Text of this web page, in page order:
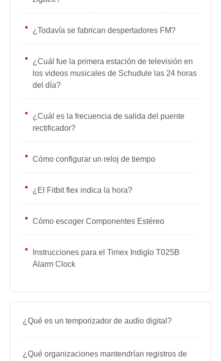
¿Todavía se fabrican despertadores FM?
¿Cuál fue la primera estación de televisión en
los videos musicales de Schudule las 24 horas
del día?
¿Cuál es la frecuencia de salida del puente
rectificador?
Cómo configurar un reloj de tiempo
¿El Fitbit flex indica la hora?
Cómo escoger Componentes Estéreo
Instrucciones para el Timex Indiglo T025B
Alarm Clock
¿Qué es un temporizador de audio digital?
¿Qué organizaciones mantendrían registros de